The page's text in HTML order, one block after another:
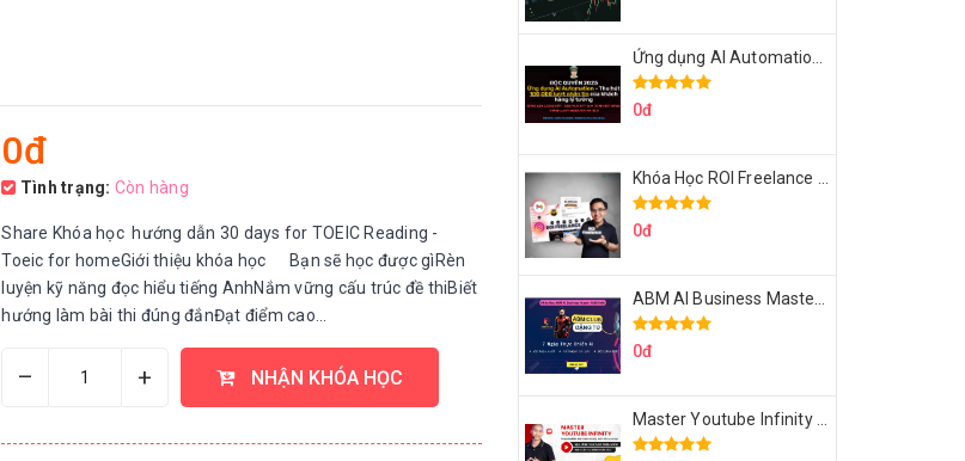
0đ
Tình trạng: Còn hàng
Share Khóa học hướng dẫn 30 days for TOEIC Reading -
Toeic for homeGiới thiệu khóa học Bạn sẽ học được gìRèn
luyện kỹ năng đọc hiểu tiếng AnhNắm vững cấu trúc đề thiBiết
hướng làm bài thi đúng đắnĐạt điểm cao...
– + NHẬN KHÓA HỌC
0đ
0đ
0đ